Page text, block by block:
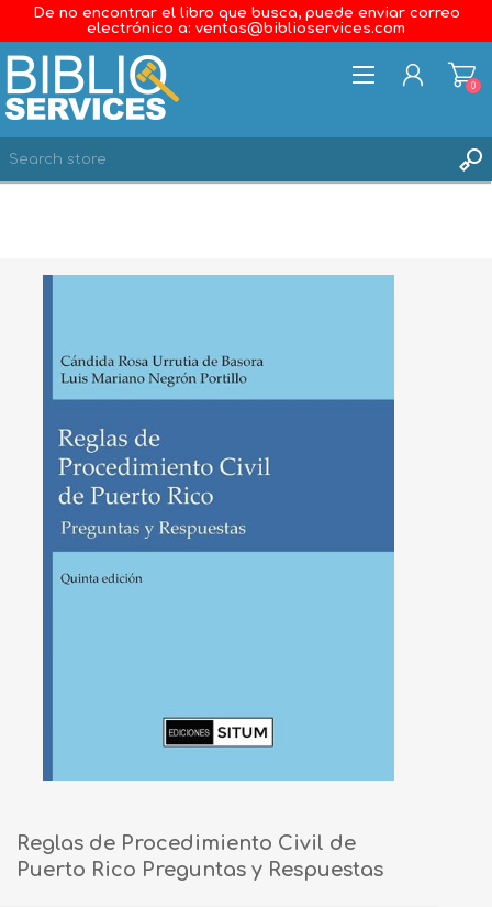
De no encontrar el libro que busca, puede enviar correo
electrónico a: ventas@biblioservices.com
0
Reglas de Procedimiento Civil de
Puerto Rico Preguntas y Respuestas